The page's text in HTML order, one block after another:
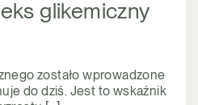
glikemiczny
zostało wprowadzone
do dziś. Jest to wskaźnik